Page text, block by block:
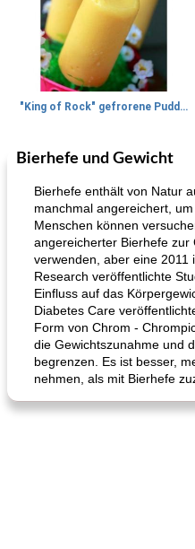
"King of Rock" gefrorene Pudding Pops
27min
Mittagessen / Snacks
Hühnchen, Süßkartoffelsuppe
Bierhefe und Gewicht
Bierhefe enthält von Natur
manchmal angereichert,
Menschen können
angereicherter Bierhefe zur
verwenden, aber eine 2011
Research veröffentlichte
Einfluss auf das
Diabetes Care
Form von Chrom -
die Gewichtszunahme und
begrenzen. Es ist besser,
nehmen, als mit Bierhefe